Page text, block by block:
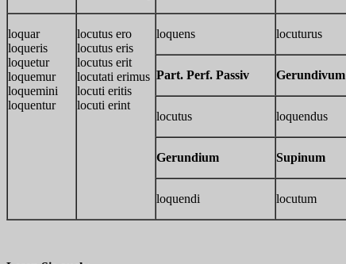
loquar
loqueris
loquetur
loquemur
loquemini
loquentur
locutus ero
locutus eris
locutus erit
locutati erimus
locuti eritis
locuti erint
loquens locuturus
Part. Perf. Passiv Gerundivum
locutus loquendus
Gerundium Supinum
loquendi locutum